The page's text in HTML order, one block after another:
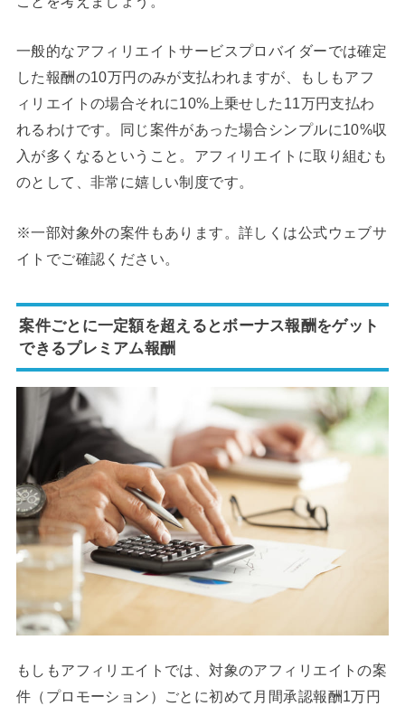
一般的なアフィリエイトサービスプロバイダーでは確定
した報酬の10万円のみが支払われますが、もしもアフ
ィリエイトの場合それに10%上乗せした11万円支払わ
れるわけです。同じ案件があった場合シンプルに10%収
入が多くなるということ。アフィリエイトに取り組むも
のとして、非常に嬉しい制度です。
※一部対象外の案件もあります。詳しくは公式ウェブサ
イトでご確認ください。
案件ごとに一定額を超えるとボーナス報酬をゲット
できるプレミアム報酬
もしもアフィリエイトでは、対象のアフィリエイトの案
件（プロモーション）ごとに初めて月間承認報酬1万円